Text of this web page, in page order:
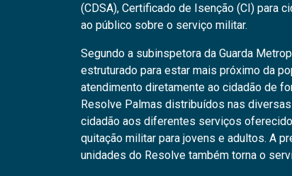
(CDSA), Certificado de Isenção (CI) para
ao público sobre o serviço militar.
Segundo a subinspetora da Guarda
estruturado para estar mais próximo da
atendimento diretamente ao cidadão de
Resolve Palmas distribuídos nas
cidadão aos diferentes serviços
quitação militar para jovens e adultos. A
unidades do Resolve também torna o